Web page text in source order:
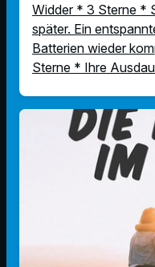
Widder * 3 Sterne *
später. Ein
Batterien wieder
Sterne * Ihre